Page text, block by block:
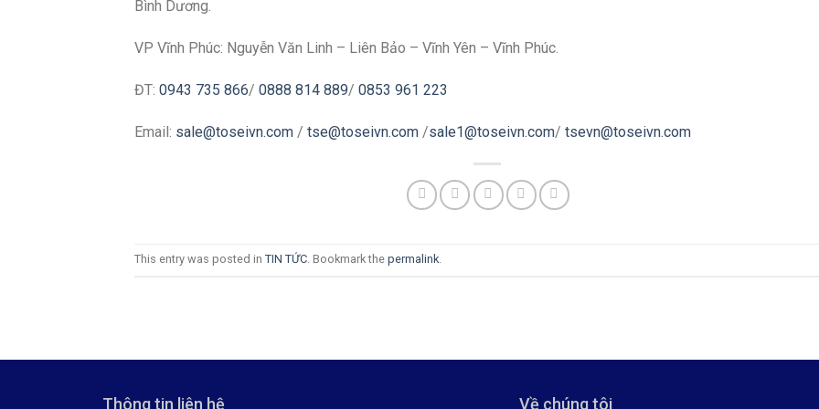
Bình Dương.
VP Vĩnh Phúc: Nguyễn Văn Linh – Liên Bảo – Vĩnh Yên – Vĩnh Phúc.
ĐT: 0943 735 866/ 0888 814 889/ 0853 961 223
Email: sale@toseivn.com / tse@toseivn.com /sale1@toseivn.com/ tsevn@toseivn.com
This entry was posted in TIN TỨC. Bookmark the permalink.
Thông tin liên hệ Về chúng tôi